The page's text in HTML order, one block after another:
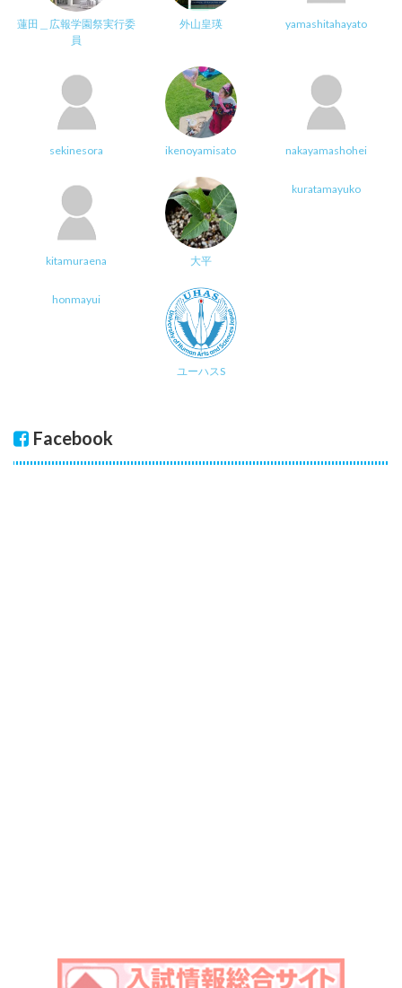
蓮田＿広報学園祭実行委
員
外山皇瑛 yamashitahayato
sekinesora ikenoyamisato nakayamashohei
kitamuraena 大平
kuratamayuko
honmayui
ユーハスS
Facebook